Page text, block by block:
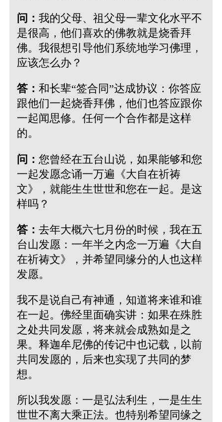
问： 我的父母、祖父母一辈文化水平不
是很高，他们喜欢的佛教就是烧香拜
佛。我很想引导他们系统地学习佛理，
应该怎么办？
答： 和长辈“签合同”达成协议：你答应
跟他们一起烧香拜佛，他们也答应跟你
一起闻思修。任何一个合作都是这样
的。
问： 您曾经在五台山说，如果能够和您
一起发愿念诵一万遍《大自在祈祷
文》，就能生生世世和您在一起。是这
样吗？
答： 去年大概六七月份的时候，我在五
台山发愿：一年半之内念一万遍《大自
在祈祷文》，并希望同缘分的人也这样
发愿。
我不是说自己有神通，知道将来谁和谁
在一起。佛经里面确实讲：如果在殊胜
之处共同发愿，将来就会成熟如是之
果。释迦牟尼佛的传记中也记载，以前
共同发愿的，后来也实现了共同的梦
想。
所以我发愿：一是弘法利生，一是生生
世世不离大乘正法。也特别希望同缘之